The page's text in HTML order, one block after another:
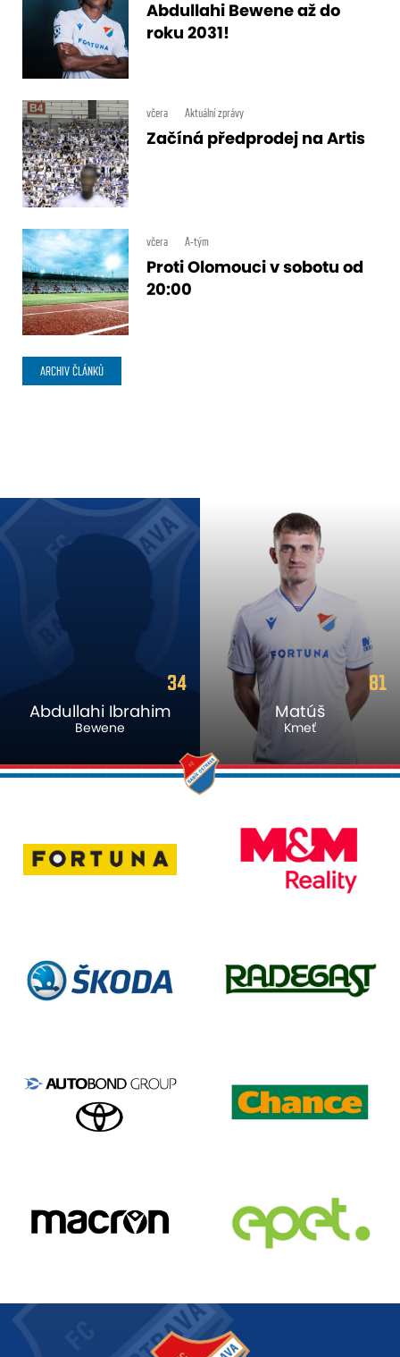
Abdullahi Bewene až do
roku 2031!
včera Aktuální zprávy
Začíná předprodej na Artis
včera A-tým
Proti Olomouci v sobotu od
20:00
ARCHIV ČLÁNKŮ
34
Abdullahi Ibrahim
Bewene
81
Matúš
Kmeť